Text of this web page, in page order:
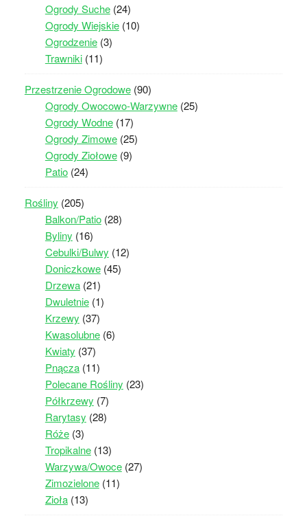
Ogrody Suche(24)
Ogrody Wiejskie(10)
Ogrodzenie(3)
Trawniki(11)
Przestrzenie Ogrodowe(90)
Ogrody Owocowo-Warzywne(25)
Ogrody Wodne(17)
Ogrody Zimowe(25)
Ogrody Ziołowe(9)
Patio(24)
Rośliny (205)
Balkon/Patio(28)
Byliny (16)
Cebulki/Bulwy (12)
Doniczkowe(45)
Drzewa(21)
Dwuletnie(1)
Krzewy (37)
Kwasolubne(6)
Kwiaty (37)
Pnącza(11)
Polecane Rośliny (23)
Półkrzewy (7)
Rarytasy (28)
Róże(3)
Tropikalne(13)
Warzywa/Owoce(27)
Zimozielone(11)
Zioła(13)